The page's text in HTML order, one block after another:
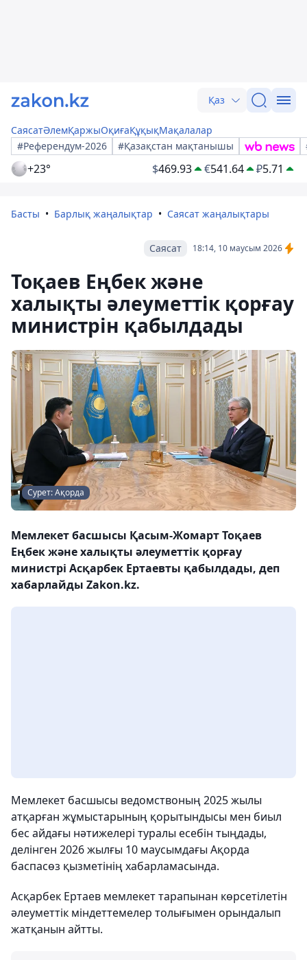
Қаз
СаясатӘлемҚаржыОқиғаҚұқықМақалалар
#Референдум-2026
#Қазақстан мақтанышы
+23° $469.93 €541.64 ₽5.71
Басты Барлық жаңалықтар Саясат жаңалықтары
18:14, 10 маусым 2026
Саясат
Тоқаев Еңбек және
халықты әлеуметтік қорғау
министрін қабылдады
Сурет: Ақорда
Мемлекет басшысы Қасым-Жомарт Тоқаев
Еңбек және халықты әлеуметтік қорғау
министрі Асқарбек Ертаевты қабылдады, деп
хабарлайды Zakon.kz.
Мемлекет басшысы ведомствоның 2025 жылы
атқарған жұмыстарының қорытындысы мен биыл
бес айдағы нәтижелері туралы есебін тыңдады,
делінген 2026 жылғы 10 маусымдағы Ақорда
баспасөз қызметінің хабарламасында.
Асқарбек Ертаев мемлекет тарапынан көрсетілетін
әлеуметтік міндеттемелер толығымен орындалып
жатқанын айтты.